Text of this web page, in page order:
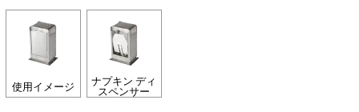
使用イメージ ナプキン ディ
スペンサー